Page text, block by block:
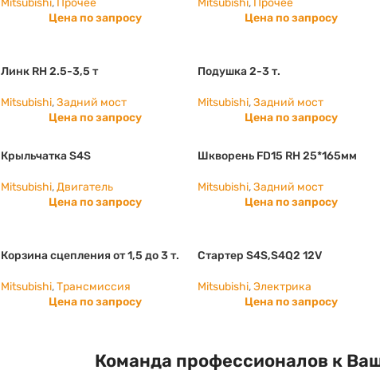
Mitsubishi, Прочее
Цена по запросу
Mitsubishi, Прочее
Цена по запросу
Линк RH 2.5-3,5 т
Mitsubishi,Задний мост
Цена по запросу
Подушка 2-3 т.
Mitsubishi,Задний мост
Цена по запросу
Крыльчатка S4S
Mitsubishi,Двигатель
Цена по запросу
Шкворень FD15 RH 25*165мм
Mitsubishi,Задний мост
Цена по запросу
Корзина сцепления от 1,5 до 3 т.
Mitsubishi,Трансмиссия
Цена по запросу
Стартер S4S,S4Q2 12V
Mitsubishi,Электрика
Цена по запросу
Команда профессионалов к